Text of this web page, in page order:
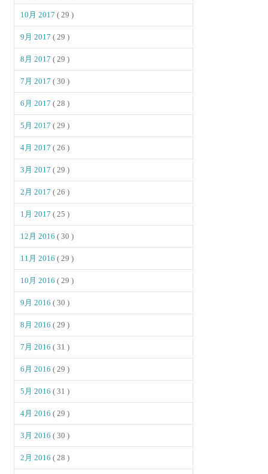
10月 2017( 29 )
9月 2017( 29 )
8月 2017( 29 )
7月 2017( 30 )
6月 2017( 28 )
5月 2017( 29 )
4月 2017( 26 )
3月 2017( 29 )
2月 2017( 26 )
1月 2017( 25 )
12月 2016( 30 )
11月 2016( 29 )
10月 2016( 29 )
9月 2016( 30 )
8月 2016( 29 )
7月 2016( 31 )
6月 2016( 29 )
5月 2016( 31 )
4月 2016( 29 )
3月 2016( 30 )
2月 2016( 28 )